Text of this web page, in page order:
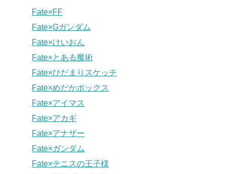
Fate×FF
Fate×Gガンダム
Fate×けいおん
Fate×とある魔術
Fate×ひだまりスケッチ
Fate×めだかボックス
Fate×アイマス
Fate×アカギ
Fate×アナザー
Fate×ガンダム
Fate×テニスの王子様